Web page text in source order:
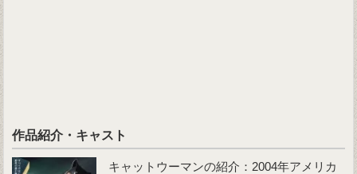
作品紹介・キャスト
キャットウーマンの紹介：2004年アメリカ